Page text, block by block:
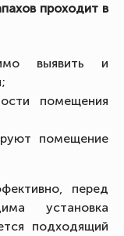
проходит в
выявить и
помещения
помещение
перед
установка
подходящий